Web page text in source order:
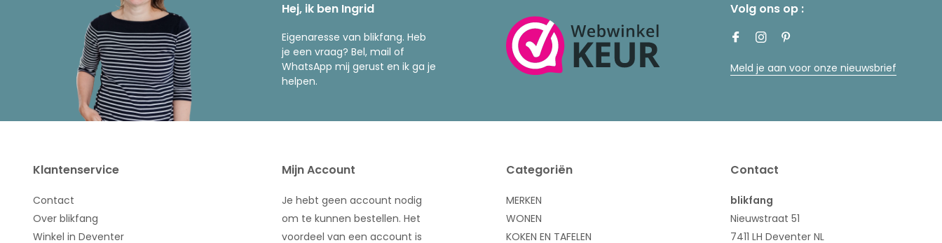
Hej, ik ben Ingrid
Eigenaresse van blikfang. Heb
je een vraag? Bel, mail of
WhatsApp mij gerust en ik ga je
helpen.
Volg ons op :
Meld je aan voor onze nieuwsbrief
Klantenservice
Contact
Over blikfang
Winkel in Deventer
Mijn Account
Je hebt geen account nodig
om te kunnen bestellen. Het
voordeel van een account is
Categoriën
MERKEN
WONEN
KOKEN EN TAFELEN
Contact
blikfang
Nieuwstraat 51
7411 LH Deventer NL